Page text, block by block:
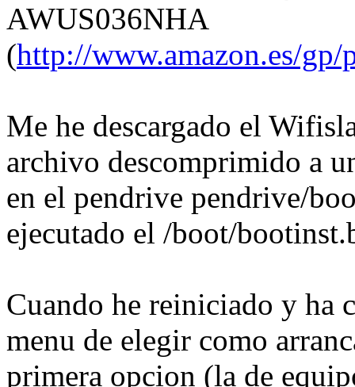
AWUS036NHA
(http://www.amazon.es/
Me he descargado el
archivo descomprimido a
en el pendrive pendrive/
ejecutado el /boot/
Cuando he reiniciado y ha
menu de elegir como
primera opcion (la de